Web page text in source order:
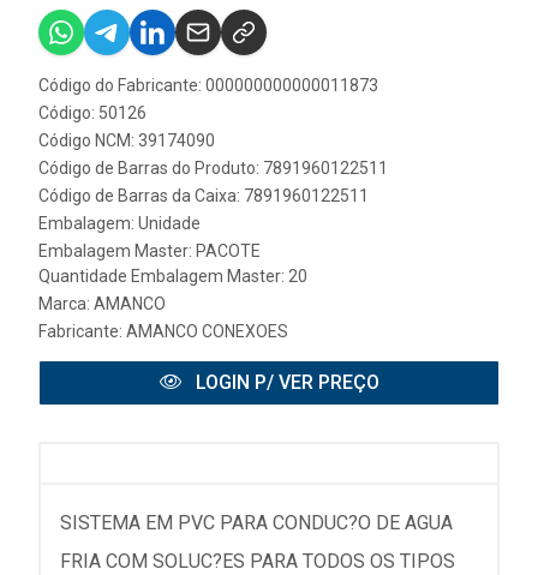
Código do Fabricante: 000000000000011873
Código: 50126
Código NCM: 39174090
Código de Barras do Produto: 7891960122511
Código de Barras da Caixa: 7891960122511
Embalagem: Unidade
Embalagem Master: PACOTE
Quantidade Embalagem Master: 20
Marca: AMANCO
Fabricante: AMANCO CONEXOES
LOGIN P/ VER PREÇO
SISTEMA EM PVC PARA CONDUC?O DE AGUA
FRIA COM SOLUC?ES PARA TODOS OS TIPOS